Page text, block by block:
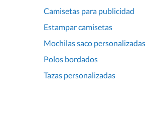
Camisetas para publicidad
Estampar camisetas
Mochilas saco personalizadas
Polos bordados
Tazas personalizadas